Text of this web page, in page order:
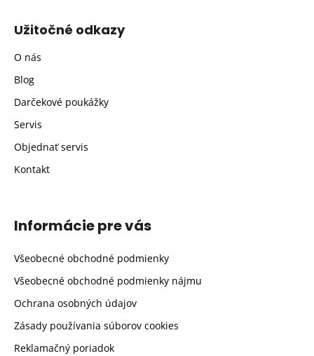
Užitočné odkazy
O nás
Blog
Darčekové poukážky
Servis
Objednať servis
Kontakt
Informácie pre vás
Všeobecné obchodné podmienky
Všeobecné obchodné podmienky nájmu
Ochrana osobných údajov
Zásady používania súborov cookies
Reklamačný poriadok